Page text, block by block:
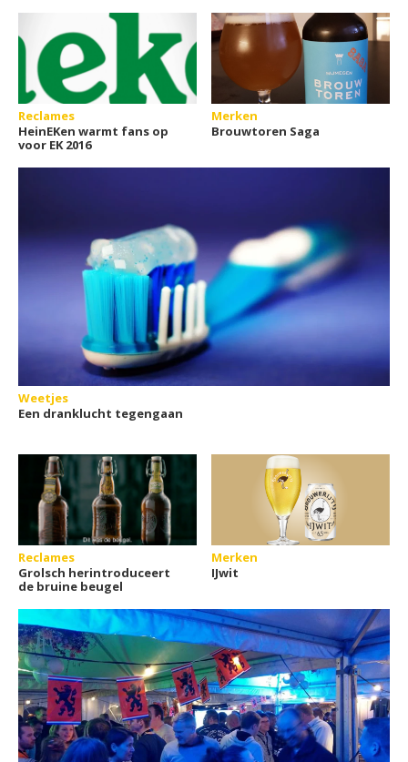
Reclames
HeinEKen warmt fans op
voor EK 2016
Merken
Brouwtoren Saga
Weetjes
Een dranklucht tegengaan
Reclames
Grolsch herintroduceert
de bruine beugel
Merken
IJwit